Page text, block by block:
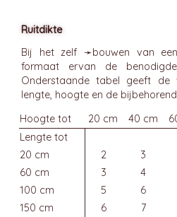
Ruitdikte
Bij het zelf ➛bouwen van
formaat ervan de
Onderstaande tabel geeft de
lengte, hoogte en de
Hoogte tot
20 cm 40 cm
Lengte tot
20 cm
2 3
60 cm
3 4
100 cm
5 6
150 cm
6 7